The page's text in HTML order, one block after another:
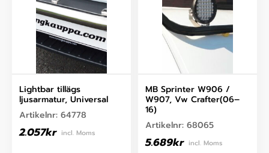
Lightbar tillägs
ljusarmatur, Universal
Artikelnr: 64778
2.057kr incl. Moms
MB Sprinter W906 /
W907, Vw Crafter(06–
16)
Artikelnr: 68065
5.689kr incl. Moms